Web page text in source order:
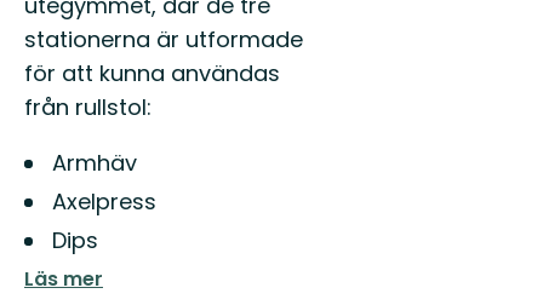
stationerna är utformade
för att kunna användas
från rullstol:
Armhäv
Axelpress
Dips
Läs mer